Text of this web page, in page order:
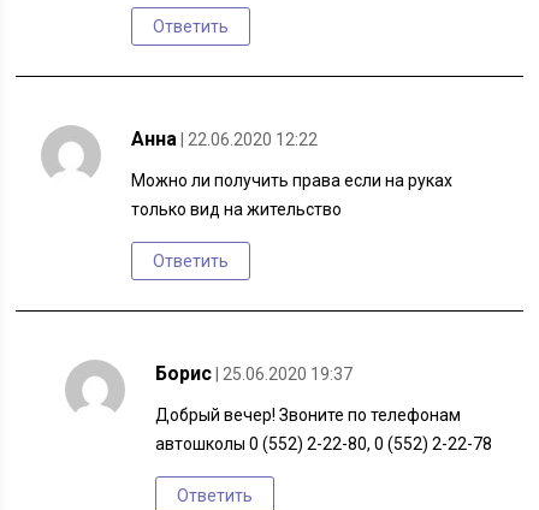
Ответить
Анна | 22.06.2020 12:22
Можно ли получить права если на руках
только вид на жительство
Ответить
Борис | 25.06.2020 19:37
Добрый вечер! Звоните по телефонам
автошколы 0 (552) 2-22-80, 0 (552) 2-22-78
Ответить